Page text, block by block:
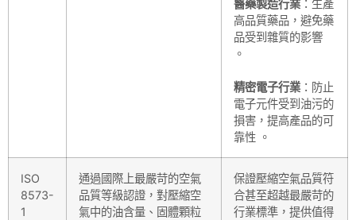
醫藥製造行業 ：生產
高品質藥品，避免藥
品受到雜質的影響
。
精密電子行業 ：防止
電子元件受到油污的
損害，提高產品的可
靠性 。
ISO
8573-
1
通過國際上最嚴苛的空氣
品質等級認證，對壓縮空
氣中的油含量、固體顆粒
保證壓縮空氣品質符
合甚至超越最嚴苛的
行業標準，提供值得